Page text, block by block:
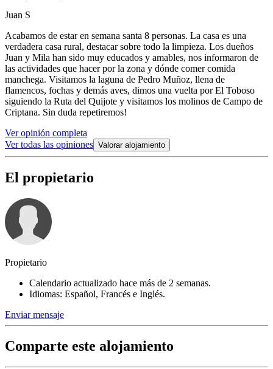
Juan S
Acabamos de estar en semana santa 8 personas. La casa es una
verdadera casa rural, destacar sobre todo la limpieza. Los dueños
Juan y Mila han sido muy educados y amables, nos informaron de
las actividades que hacer por la zona y dónde comer comida
manchega. Visitamos la laguna de Pedro Muñoz, llena de
flamencos, fochas y demás aves, dimos una vuelta por El Toboso
siguiendo la Ruta del Quijote y visitamos los molinos de Campo de
Criptana. Sin duda repetiremos!
Ver opinión completa
Ver todas las opiniones Valorar alojamiento
El propietario
Propietario
Calendario actualizado hace más de 2 semanas.
Idiomas: Español, Francés e Inglés.
Enviar mensaje
Comparte este alojamiento